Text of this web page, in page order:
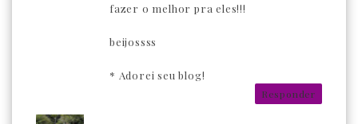
fazer o melhor pra eles!!!
beijossss
* Adorei seu blog!
Responder